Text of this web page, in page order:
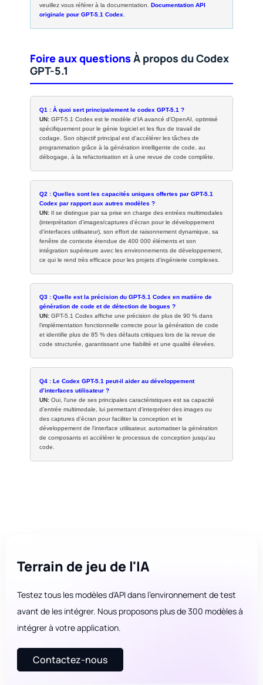
veuillez vous référer à la documentation.Documentation API
originale pour GPT-5.1 Codex
Foire aux questions À propos du Codex
GPT-5.1
Q1 : À quoi sert principalement le codex GPT-5.1 ?
UN: GPT-5.1 Codex est le modèle d'IA avancé d'OpenAI, optimisé
spécifiquement pour le génie logiciel et les flux de travail de
codage. Son objectif principal est d'accélérer les tâches de
programmation grâce à la génération intelligente de code, au
débogage, à la refactorisation et à une revue de code complète.
Q2 : Quelles sont les capacités uniques offertes par GPT-5.1
Codex par rapport aux autres modèles ?
UN: Il se distingue par sa prise en charge des entrées multimodales
(interprétation d'images/captures d'écran pour le développement
d'interfaces utilisateur), son effort de raisonnement dynamique, sa
fenêtre de contexte étendue de 400 000 éléments et son
intégration supérieure avec les environnements de développement,
ce qui le rend très efficace pour les projets d'ingénierie complexes.
Q3 : Quelle est la précision du GPT-5.1 Codex en matière de
génération de code et de détection de bogues ?
UN: GPT-5.1 Codex affiche une précision de plus de 90 % dans
l'implémentation fonctionnelle correcte pour la génération de code
et identifie plus de 85 % des défauts critiques lors de la revue de
code structurée, garantissant une fiabilité et une qualité élevées.
Q4 : Le Codex GPT-5.1 peut-il aider au développement
d’interfaces utilisateur ?
UN: Oui, l'une de ses principales caractéristiques est sa capacité
d'entrée multimodale, lui permettant d'interpréter des images ou
des captures d'écran pour faciliter la conception et le
développement de l'interface utilisateur, automatiser la génération
de composants et accélérer le processus de conception jusqu'au
code.
Terrain de jeu de l'IA
Testez tous les modèles d'API dans l'environnement de test
avant de les intégrer. Nous proposons plus de 300 modèles à
intégrer à votre application.
Contactez-nous